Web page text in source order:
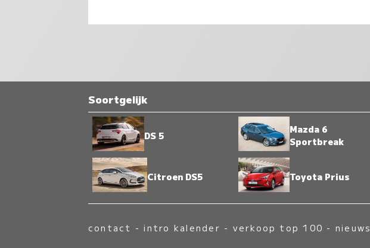
Soortgelijk
DS 5
Mazda 6
Sportbreak
Citroen DS5 Toyota Prius
contact -intro kalender - verkoop top 100 - nieuws